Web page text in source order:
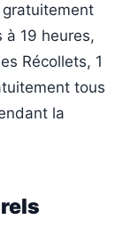
à 19 heures,
Récollets, 1
tous
la